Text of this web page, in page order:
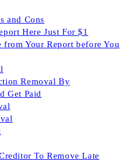
and Cons
Here Just For $1
from Your Report before You
Removal By
Get Paid
To Remove Late